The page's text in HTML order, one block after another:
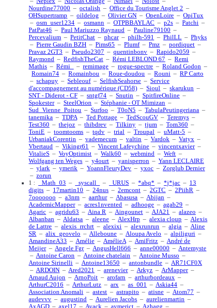
Nourdine77000 –octalish –Office du Tourisme Anglet 2 –
OHSupertramp –oildelog –Olivier GN –OpenLoire –OpiTux
–osm_user1234 –osmann –OTPBBAYLAC –p2s –Patchi –
PatPat46 –Paul Mariuzzo Raynaud –Pauline79100 –
Percevalium –PetitChat –phcar–philh-591 –PhilLL –Phyks
–Pierre Gaudin BZH –Pims65 –Plumf–Pmz –pordiquet –
Pravaz 2GT3 –Pseudo2307 –quentinbonv –Rapido2059 –
Raymond –RedfishTheCat –Rémi LEBLOND 67 –Remi
Mathis –Rémi_ –remimage –rogue-spectre –Roland Godon –
Romain74 –Romainbou –Roue-doudou –Rouni –RP Carto
–schapuy –Sebleouf–SelfishSeahorse –Service
d'accompagnement au numérique (CD58) –Sioul –skarukun –
SNT - Diderot - CF –sntgf74 –Snutin –SpitfireOnline –
Spokester–SteelOrion –Stéphanie - OT Mimizan –
Sud_Vienne_Poitou –Surfoo –T0oN5 –TabulaPeutingeriana –
tanemika –TDPA–Ted Pottage –TedScouGV –Teremys –
Test360 –thejoz –thibdrev –Tilkiny –tjum –Tom360 –
ToniE –toomtooms –tqdv –trial –Troupal –uMatt-5 –
UrbaniakCorentin –vademecum –valtin –Vardok –Vatyx –
Vbertaud –Vikingr61 –Vincent Lafeychine –vincentxavier–
VitalieS –VoyOptimist –Walk60 –webmind –Weft –
Wolfgang ten Weges –y4ourt –yanisperron –Yann LECLAIRE
–ylark –ymerik –YoannFleuryDev –yxoc –Zorglub Dernier
–zorun
1 :
_Math_03 – _syscall_ – _URUS –*abq* –*j*jac – 13
digits – 17martin10 –24nus –2emcont –2GTC –2PiihR –
7ooooooo –a3nm –aarthur–Abasusa –Abijan –
AcademicMapper–acres1nvented –adhooge –agab29 –
Agaric –agridu63 –Aina R –Aingounet –AJA21 –alazeo –
Albanban –Aldatsa –aleene –AlexHrp –alexia cloup –Alexis
de Lattre –alexis_rrchrt –alexixi –alexrunrun –algia –Aline
SR –alix_geovelo –Alleboune –Aloupa Avelo –alpiliguri –
AmandineA33 –Amélie –AmélieA–AmiFritz –André de
Meijer–Angele Fgr–AngusHell666 –anne00000 –Antemyste
–Antoine Caron –Antoine chatelain –Antoine Musso –
Antoine Sirinelli –Antoine13650 –antonbundle –AR71CF0X
–ARDOIN –Ared2021 –arenevier–Arkyz –ArMapper–
Arnaud Aujon –ArnoPoit –arofarn –arthurbordeaux –
ArthurC2016 –ArthurLutz –arx –as_001 –Askia44 –
Association Anomali –astest –astrapito –atisne –Atom77 –
audevvv –augustind –Aurelien Jacobs –aurelienmartin –
AxAGD –axel17 – Ayack –aymerict – Azhagg –